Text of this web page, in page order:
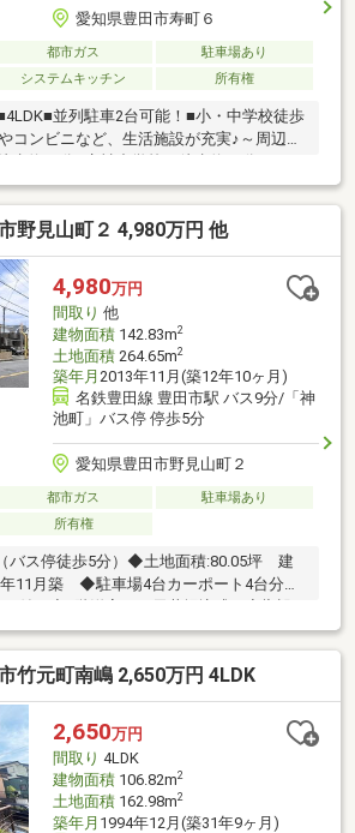
愛知県豊田市寿町６
都市ガス
駐車場あり
システムキッチン 所有権
並列駐車2台可能！■小・中学校徒歩
コンビニなど、生活施設が充実♪～周辺環
歩約12分□竜神中学校：徒歩約13分□アミ
ブンイレブン豊田市寿町７丁目店：徒歩
徒歩約3分
野見山町２ 4,980万円 他
4,980万円
間取り 他
建物面積142.83m2
土地面積264.65m2
築年月 2013年11月(築12年10ヶ月)
名鉄豊田線 豊田市駅 バス9分/「神
池町」バス停 停歩5分
愛知県豊田市野見山町２
都市ガス
駐車場あり
所有権
バス停徒歩5分）◆土地面積:80.05坪 建
11月築 ◆駐車場4台カーポート4台分
に最適！！セキスイハイム施工。全室空
年中快適な空気環境。高耐久「磁器タイ
性を両立。太陽光発電と蓄電池で災害時
か所で二世帯も検討可能な5SLDK。6月末
ニング完了
竹元町南嶋 2,650万円 4LDK
2,650万円
間取り 4LDK
建物面積106.82m2
土地面積162.98m2
築年月 1994年12月(築31年9ヶ月)